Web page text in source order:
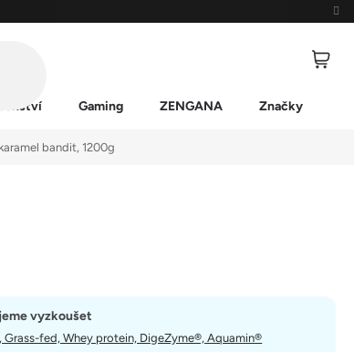
Gaming ZENGANA Značky
bandit, 1200g
vyzkoušet
Grass-fed, Whey protein, DigeZyme®, Aquamin®